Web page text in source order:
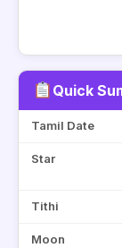
Quick
Tamil Date
Star
Tithi
Moon